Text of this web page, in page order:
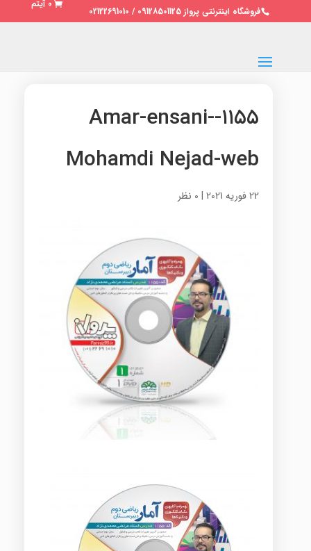
فروشگاه اینترنتی پرواز 09128501125 / 02122691010
0 آیتم
۱۱۵۵-Amar-ensani-
Mohamdi Nejad-web
22 فوریه 2021 | 0 نظر